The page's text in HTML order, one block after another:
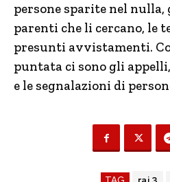
persone sparite nel nulla,
parenti che li cercano, le
presunti avvistamenti.
puntata ci sono gli
e le segnalazioni di